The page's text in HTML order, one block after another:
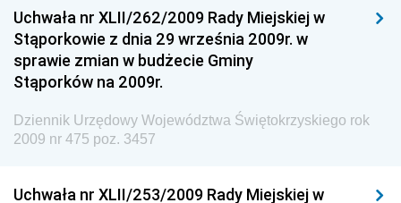
Dziennik Urzędowy Ministra Kultury, Dziedzictwa
Narodowego i Sportu
Dziennik Urzędowy Ministra Rodziny i Polityki
Społecznej
Dziennik Urzędowy Komendy Głównej Straży
Granicznej
Drogowego
Uchwała nr XLII/262/2009 Rady Miejskiej w
Stąporkowie z dnia 29 września 2009r. w
sprawie zmian w budżecie Gminy
Stąporków na 2009r.
Dziennik Urzędowy Województwa Świętokrzyskiego rok
2009 nr 475 poz. 3457
Uchwała nr XLII/253/2009 Rady Miejskiej w